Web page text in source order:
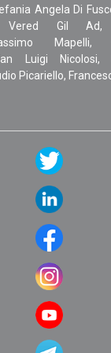
Angela Di
Gil Ad,
Mapelli,
Luigi Nicolosi,
Picariello,